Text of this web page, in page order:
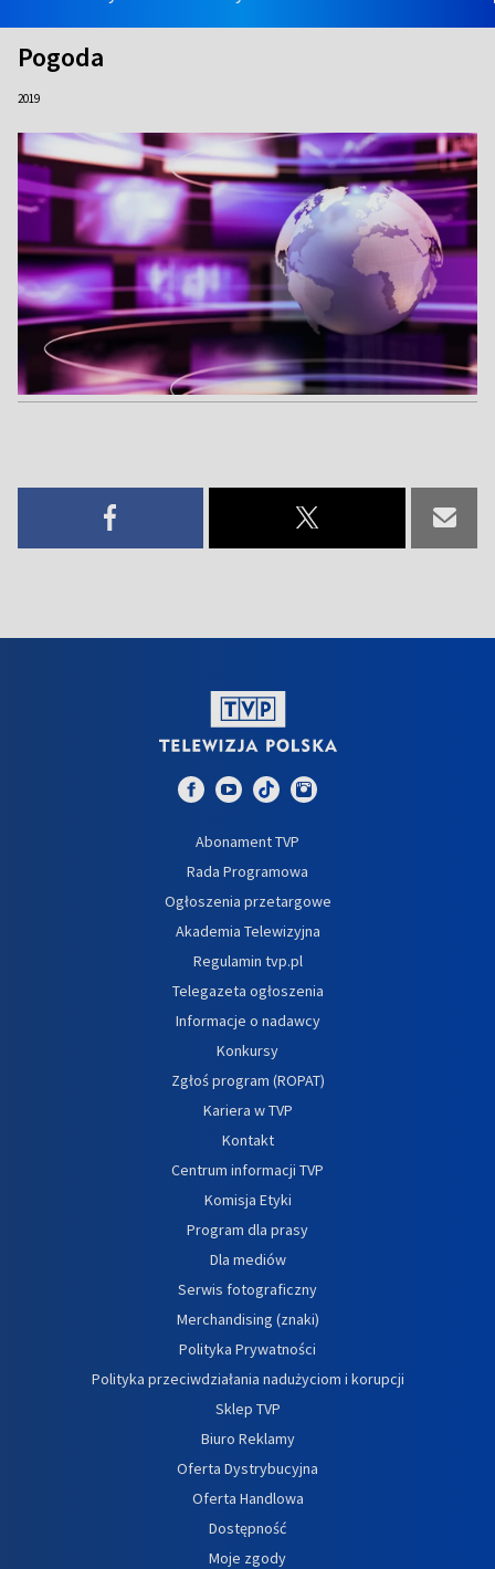
Pogoda
2019
Abonament TVP
Rada Programowa
Ogłoszenia przetargowe
Akademia Telewizyjna
Regulamin tvp.pl
Telegazeta ogłoszenia
Informacje o nadawcy
Konkursy
Zgłoś program (ROPAT)
Kariera w TVP
Kontakt
Centrum informacji TVP
Komisja Etyki
Program dla prasy
Dla mediów
Serwis fotograficzny
Merchandising (znaki)
Polityka Prywatności
Polityka przeciwdziałania nadużyciom i korupcji
Sklep TVP
Biuro Reklamy
Oferta Dystrybucyjna
Oferta Handlowa
Dostępność
Moje zgody